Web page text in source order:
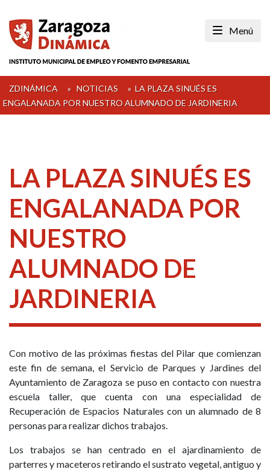
content
Menú
ZDINÁMICA » NOTICIAS » LA PLAZA SINUÉS ES
ENGALANADA POR NUESTRO ALUMNADO DE JARDINERIA
LA PLAZA SINUÉS ES
ENGALANADA POR
NUESTRO
ALUMNADO DE
JARDINERIA
Con motivo de las próximas fiestas del Pilar que comienzan
este fin de semana, el Servicio de Parques y Jardines del
Ayuntamiento de Zaragoza se puso en contacto con nuestra
escuela taller, que cuenta con una especialidad de
Recuperación de Espacios Naturales con un alumnado de 8
personas para realizar dichos trabajos.
Los trabajos se han centrado en el ajardinamiento de
parterres y maceteros retirando el sustrato vegetal, antiguo y